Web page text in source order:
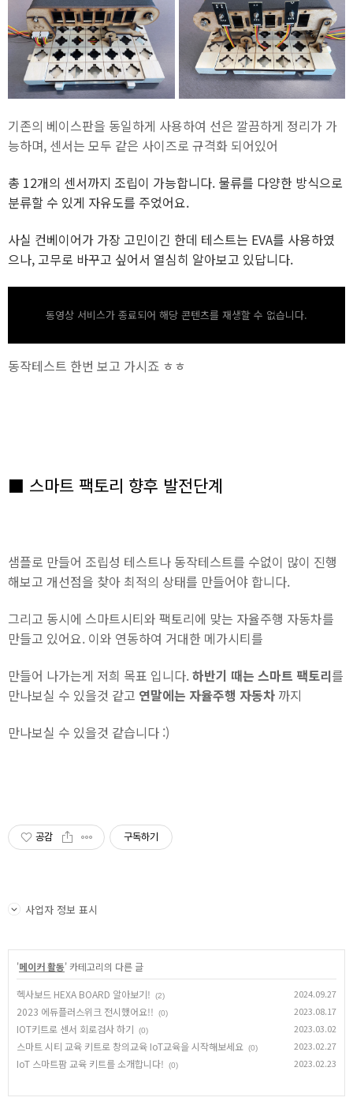
기존의 베이스판을 동일하게 사용하여 선은 깔끔하게 정리가 가
능하며, 센서는 모두 같은 사이즈로 규격화 되어있어
총 12개의 센서까지 조립이 가능합니다. 물류를 다양한 방식으로
분류할 수 있게 자유도를 주었어요.
사실 컨베이어가 가장 고민이긴 한데 테스트는 EVA를 사용하였
으나, 고무로 바꾸고 싶어서 열심히 알아보고 있답니다.
동영상 서비스가 종료되어 해당 콘텐츠를 재생할 수 없습니다.
동작테스트 한번 보고 가시죠 ㅎㅎ
■ 스마트 팩토리 향후 발전단계
샘플로 만들어 조립성 테스트나 동작테스트를 수없이 많이 진행
해보고 개선점을 찾아 최적의 상태를 만들어야 합니다.
그리고 동시에 스마트시티와 팩토리에 맞는 자율주행 자동차를
만들고 있어요. 이와 연동하여 거대한 메가시티를
만들어 나가는게 저희 목표 입니다.하반기 때는 스마트 팩토리를
만나보실 수 있을것 같고 연말에는 자율주행 자동차 까지
만나보실 수 있을것 같습니다 :)
공감 구독하기
사업자 정보 표시
'메이커 활동' 카테고리의 다른 글
헥사보드 HEXA BOARD 알아보기! (2) 2024.09.27
2023 에듀플러스위크 전시했어요!! (0) 2023.08.17
IOT키트로 센서 회로검사 하기 (0) 2023.03.02
스마트 시티 교육 키트로 창의교육 IoT교육을 시작해보세요 (0) 2023.02.27
IoT 스마트팜 교육 키트를 소개합니다! (0) 2023.02.23